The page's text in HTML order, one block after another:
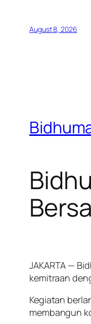
August 8, 2026
JAKARTA —
kemitraan
Kegiatan
membangun